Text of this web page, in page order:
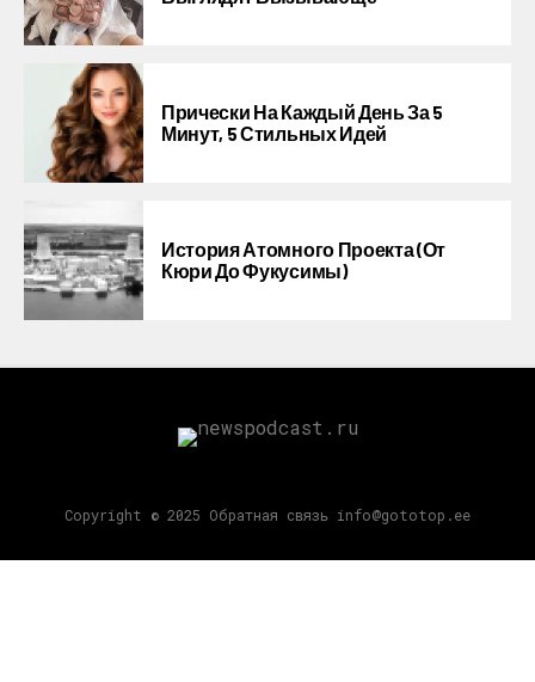
Прически На Каждый День За 5
Минут, 5 Стильных Идей
История Атомного Проекта (от
Кюри До Фукусимы)
Copyright © 2025 Обратная связь info@gototop.ee